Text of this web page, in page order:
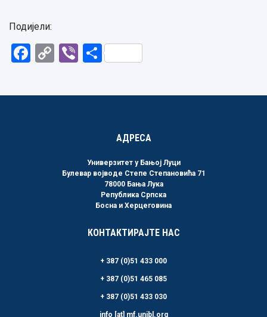
Подијели:
Facebook
CopyViberShare
АДРЕСА
Универзитет у Бањој Луци
Булевар војводе Степе Степановића 71
78000 Бања Лука
Република Српска
Босна и Херцеговина
КОНТАКТИРАЈТЕ НАС
+ 387 (0)51 433 000
+ 387 (0)51 465 085
+ 387 (0)51 433 030
info [at] mf.unibl.org